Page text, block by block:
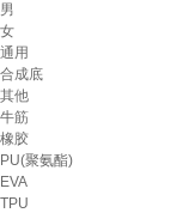
男
女
通用
合成底
其他
牛筋
橡胶
PU(聚氨酯)
EVA
TPU